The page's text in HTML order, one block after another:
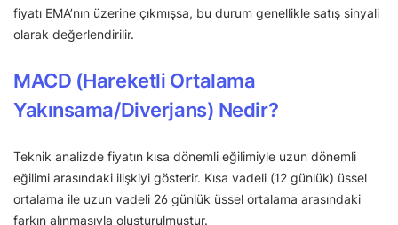
fiyatı EMA’nın üzerine çıkmışsa, bu durum genellikle satış sinyali
olarak değerlendirilir.
MACD (Hareketli Ortalama
Yakınsama/Diverjans) Nedir?
Teknik analizde fiyatın kısa dönemli eğilimiyle uzun dönemli
eğilimi arasındaki ilişkiyi gösterir. Kısa vadeli (12 günlük) üssel
ortalama ile uzun vadeli 26 günlük üssel ortalama arasındaki
farkın alınmasıyla oluşturulmuştur.